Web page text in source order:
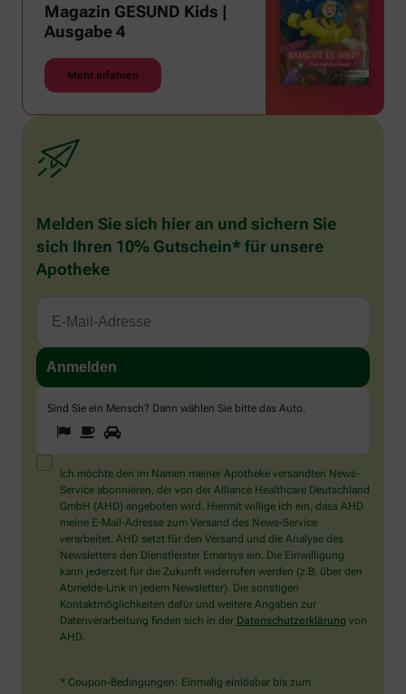
Magazin GESUND Kids |
Ausgabe 4
Mehr erfahren
Melden Sie sich hier an und sichern Sie
sich Ihren 10% Gutschein* für unsere
Apotheke
Sind Sie ein Mensch? Dann wählen Sie bitte das Auto
Sind
Sie
ein
Mensch?
Dann
wählen
Sie
bitte
das
Auto.
1 2
Ich möchte den im Namen meiner Apotheke versandten News-
Service abonnieren, der von der Alliance Healthcare Deutschland
GmbH (AHD) angeboten wird. Hiermit willige ich ein, dass AHD
meine E-Mail-Adresse zum Versand des News-Service
verarbeitet. AHD setzt für den Versand und die Analyse des
Newsletters den Dienstleister Emarsys ein. Die Einwilligung
kann jederzeit für die Zukunft widerrufen werden (z.B. über den
Abmelde-Link in jedem Newsletter). Die sonstigen
Kontaktmöglichkeiten dafür und weitere Angaben zur
Datenverarbeitung finden sich in der Datenschutzerklärung von
AHD.
* Coupon-Bedingungen: Einmalig einlösbar bis zum